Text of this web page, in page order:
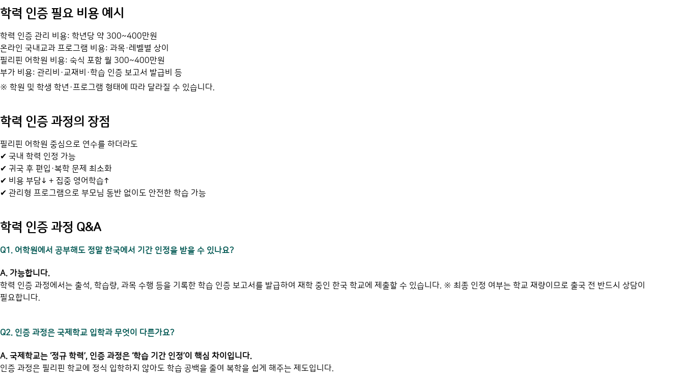
학력 인증 필요 비용 예시
학력 인증 관리 비용: 학년당 약 300~400만원
온라인 국내교과 프로그램 비용: 과목·레벨별 상이
필리핀 어학원 비용: 숙식 포함 월 300~400만원
부가 비용: 관리비·교재비·학습 인증 보고서 발급비 등
※ 학원 및 학생 학년·프로그램 형태에 따라 달라질 수 있습니다.
학력 인증 과정의 장점
필리핀 어학원 중심으로 연수를 하더라도
✔ 국내 학력 인정 가능
✔ 귀국 후 편입·복학 문제 최소화
✔ 비용 부담↓ + 집중 영어학습↑
✔ 관리형 프로그램으로 부모님 동반 없이도 안전한 학습 가능
학력 인증 과정 Q&A
Q1. 어학원에서 공부해도 정말 한국에서 기간 인정을 받을 수 있나요?
A. 가능합니다.
학력 인증 과정에서는 출석, 학습량, 과목 수행 등을 기록한 학습 인증 보고서를 발급하여 재학 중인 한국 학교에 제출할 수 있습니다. ※ 최종 인정 여부는 학교 재량이므로 출국 전 반드시 상담이
필요합니다.
Q2. 인증 과정은 국제학교 입학과 무엇이 다른가요?
A. 국제학교는 ‘정규 학력’, 인증 과정은 ‘학습 기간 인정’이 핵심 차이입니다.
인증 과정은 필리핀 학교에 정식 입학하지 않아도 학습 공백을 줄여 복학을 쉽게 해주는 제도입니다.